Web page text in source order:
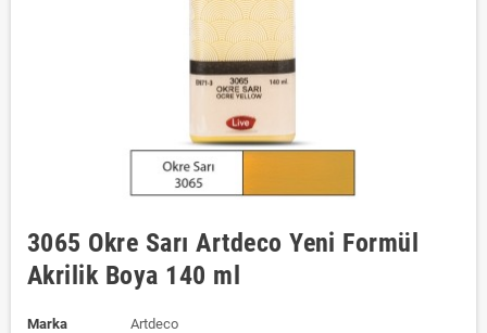
3065 Okre Sarı Artdeco Yeni Formül
Akrilik Boya 140 ml
Marka
Artdeco